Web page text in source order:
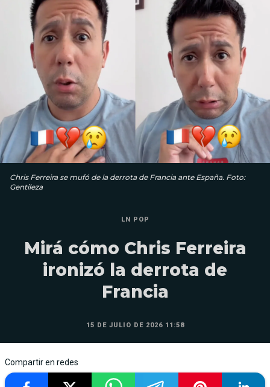
Chris Ferreira se mufó de la derrota de Francia ante España. Foto:
Gentileza
LN POP
Mirá cómo Chris Ferreira
ironizó la derrota de
Francia
15 DE JULIO DE 2026 11:58
Compartir en redes